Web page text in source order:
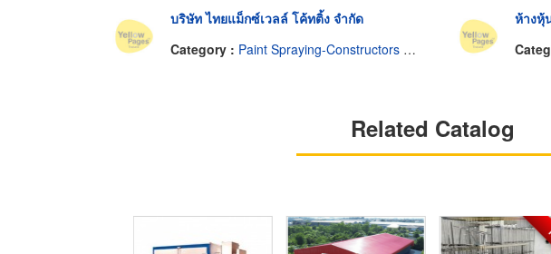
บริษัท ไทยแม็กซ์เวลล์ โค้ทติ้ง จำกัด
Category : Paint Spraying-Constructors & Designers
ห้างหุ้
Related Catalog